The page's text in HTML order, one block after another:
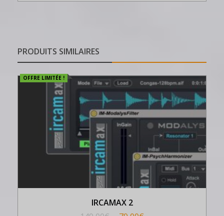
PRODUITS SIMILAIRES
OFFRE LIMITÉE !
IRCAMAX 2